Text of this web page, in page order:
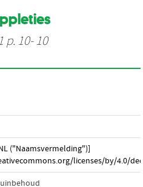
p. 10- 10
NL ("Naamsvermelding")]
licenses/by/4.0/